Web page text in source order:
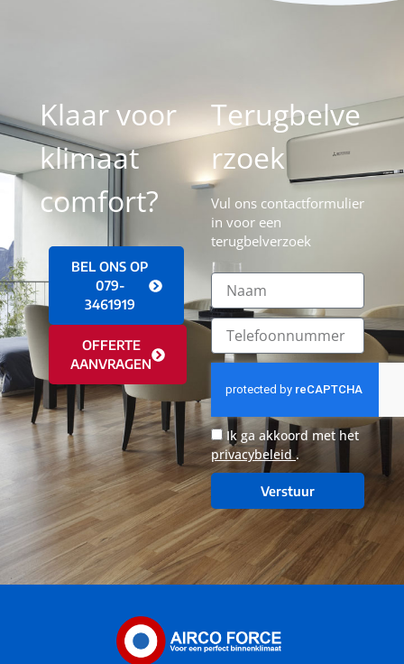
Klaar voor
klimaat
comfort?
BEL ONS OP
079-
3461919
OFFERTE
AANVRAGEN
Terugbelve
rzoek
Vul ons contactformulier
in voor een
terugbelverzoek
Ik ga akkoord met het
privacybeleid.
Verstuur